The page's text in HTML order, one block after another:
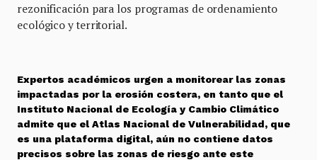
rezonificación para los programas de ordenamiento
ecológico y territorial.
Expertos académicos urgen a monitorear las zonas
impactadas por la erosión costera, en tanto que el
Instituto Nacional de Ecología y Cambio Climático
admite que el Atlas Nacional de Vulnerabilidad, que
es una plataforma digital, aún no contiene datos
precisos sobre las zonas de riesgo ante este